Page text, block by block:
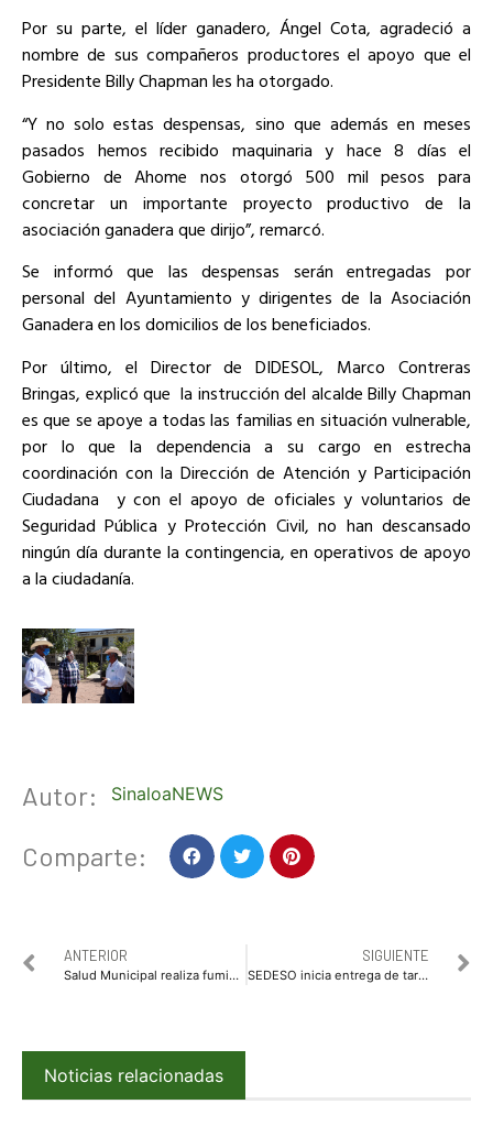
Por su parte, el líder ganadero, Ángel Cota, agradeció a
nombre de sus compañeros productores el apoyo que el
Presidente Billy Chapman les ha otorgado.
“Y no solo estas despensas, sino que además en meses
pasados hemos recibido maquinaria y hace 8 días el
Gobierno de Ahome nos otorgó 500 mil pesos para
concretar un importante proyecto productivo de la
asociación ganadera que dirijo”, remarcó.
Se informó que las despensas serán entregadas por
personal del Ayuntamiento y dirigentes de la Asociación
Ganadera en los domicilios de los beneficiados.
Por último, el Director de DIDESOL, Marco Contreras
Bringas, explicó que la instrucción del alcalde Billy Chapman
es que se apoye a todas las familias en situación vulnerable,
por lo que la dependencia a su cargo en estrecha
coordinación con la Dirección de Atención y Participación
Ciudadana
y con el apoyo de oficiales y voluntarios de
Seguridad Pública y Protección Civil, no han descansado
ningún día durante la contingencia, en operativos de apoyo
a la ciudadanía.
Autor: SinaloaNEWS
Comparte:
ANTERIOR
Salud Municipal realiza fumigación y entrega apoyo al Hospital General de Los Mochis
SIGUIENTE
SEDESO inicia entrega de tarjetas del Plan Emergente de Apoyo Alimentario
Noticias relacionadas